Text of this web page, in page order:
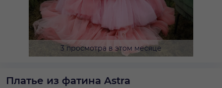
3 просмотра в этом месяце
Платье из фатина Astra